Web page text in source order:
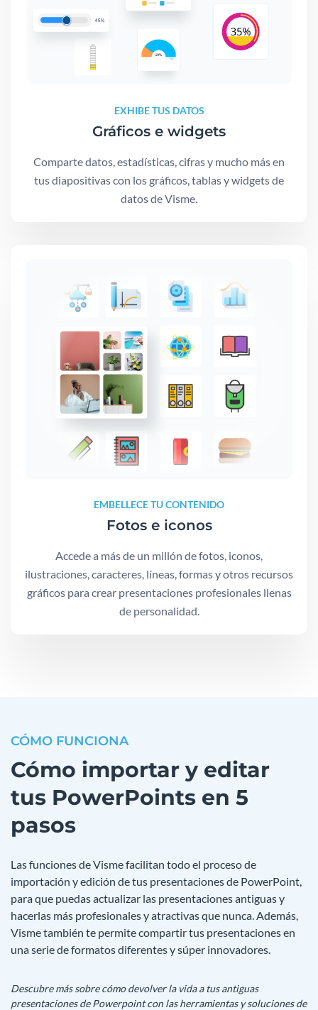
EXHIBE TUS DATOS
Gráficos e widgets
Comparte datos, estadísticas, cifras y mucho más en
tus diapositivas con los gráficos, tablas y widgets de
datos de Visme.
EMBELLECE TU CONTENIDO
Fotos e iconos
Accede a más de un millón de fotos, iconos,
ilustraciones, caracteres, líneas, formas y otros recursos
gráficos para crear presentaciones profesionales llenas
de personalidad.
CÓMO FUNCIONA
Cómo importar y editar
tus PowerPoints en 5
pasos
Las funciones de Visme facilitan todo el proceso de
importación y edición de tus presentaciones de PowerPoint,
para que puedas actualizar las presentaciones antiguas y
hacerlas más profesionales y atractivas que nunca. Además,
Visme también te permite compartir tus presentaciones en
una serie de formatos diferentes y súper innovadores.
Descubre más sobre cómo devolver la vida a tus antiguas
presentaciones de Powerpoint con las herramientas y soluciones de